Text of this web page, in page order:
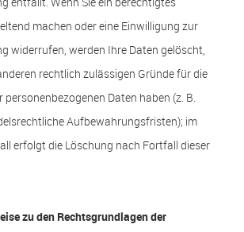
machen oder eine Einwilligung zur
widerrufen, werden Ihre Daten gelöscht,
rechtlich zulässigen Gründe für die
personenbezogenen Daten haben (z. B.
Aufbewahrungsfristen); im
erfolgt die Löschung nach Fortfall dieser
zu den Rechtsgrundlagen der